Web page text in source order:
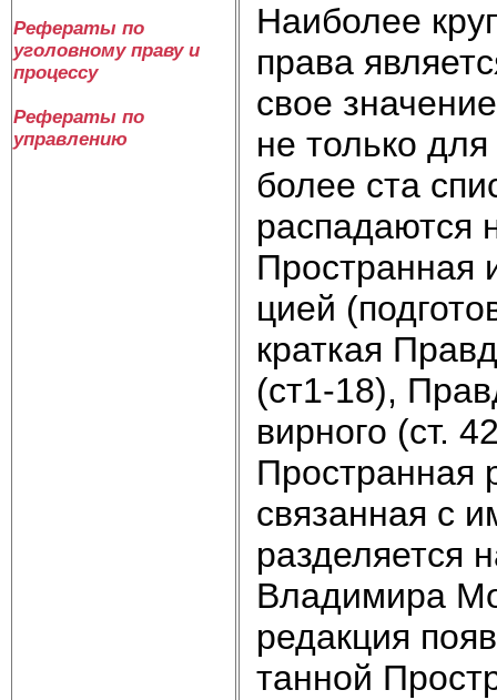
Рефераты по
уголовному праву и
процессу
Рефераты по
управлению
Наиболее
права
свое
не только
более ста
распадаются
цией
краткая
(ст1-18),
вирного (ст.
Пространная
связанная с
разделяется
Вла­димира
редакция
танной